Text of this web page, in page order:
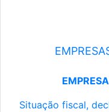
Situação fiscal,